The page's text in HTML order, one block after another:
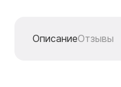
ОписаниеОтзывы